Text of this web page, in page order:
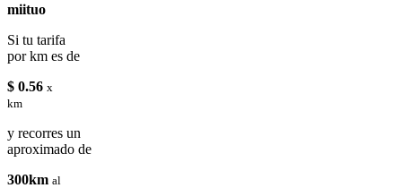
miituo
Si tu tarifa
por km es de
$ 0.56 x
km
y recorres un
aproximado de
300km al